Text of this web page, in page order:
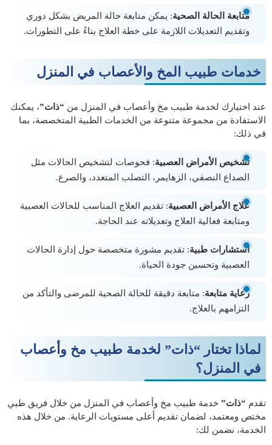
متابعة الحالة الصحية: يمكن متابعة حالة المريض بشكل دوري
وتقديم التعديلات اللازمة على خطة العلاج بناءً على التطورات.
خدمات طبيب المخ والأعصاب في المنزل
عند اختيارك لخدمة طبيب مخ وأعصاب في المنزل من “ذات”، يمكنك
الاستفادة من مجموعة متنوعة من الخدمات الطبية المتخصصة، بما
في ذلك:
تشخيص الأمراض العصبية: فحوصات لتشخيص الحالات مثل
الصداع النصفي، الزهايمر، التصلب المتعدد، والصرع.
علاج الأمراض العصبية: تقديم العلاج المناسب للحالات العصبية
ومتابعة فعالية العلاج وتعديلاته عند الحاجة.
استشارات طبية: تقديم مشورة متخصصة حول إدارة الحالات
العصبية وتحسين جودة الحياة.
رعاية متابعة: متابعة دقيقة للحالة الصحية للمرضى والتأكد من
التزامهم بالعلاج.
لماذا تختار “ذات” لخدمة طبيب مخ وأعصاب
في المنزل؟
تقدم “ذات” خدمة طبيب مخ وأعصاب في المنزل من خلال فريق طبي
مختص ومعتمد، لضمان تقديم أعلى مستويات الرعاية. من خلال هذه
الخدمة، نضمن لك: